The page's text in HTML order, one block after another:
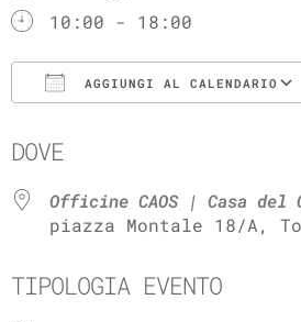
10:00 - 18:00
AGGIUNGI AL CALENDARIO
DOVE
Officine CAOS | Casa
piazza Montale 18/A,
TIPOLOGIA EVENTO